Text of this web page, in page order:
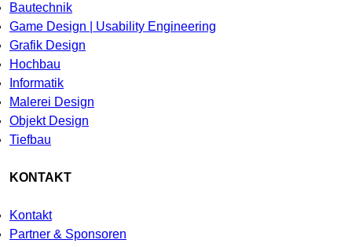
Bautechnik
Game Design | Usability Engineering
Grafik Design
Hochbau
Informatik
Malerei Design
Objekt Design
Tiefbau
KONTAKT
Kontakt
Partner & Sponsoren